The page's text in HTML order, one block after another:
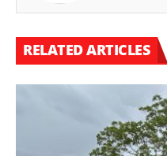
RELATED ARTICLES